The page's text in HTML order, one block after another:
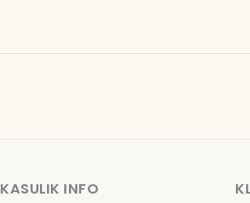
KASULIK INFO